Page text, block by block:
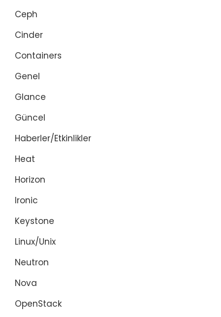
Ceph
Cinder
Containers
Genel
Glance
Güncel
Haberler/Etkinlikler
Heat
Horizon
Ironic
Keystone
Linux/Unix
Neutron
Nova
OpenStack